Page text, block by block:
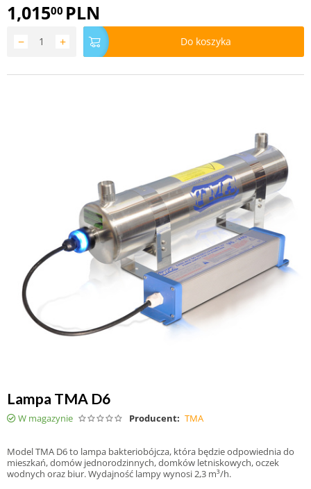
1,01500 PLN
+
− Do koszyka
Lampa TMA D6
W magazynie Producent: TMA
Model TMA D6 to lampa bakteriobójcza, która będzie odpowiednia do
mieszkań, domów jednorodzinnych, domków letniskowych, oczek
wodnych oraz biur. Wydajność lampy wynosi 2,3 m³/h.